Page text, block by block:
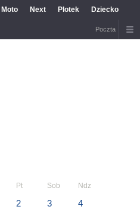
Moto Next Plotek Dziecko
Poczta
Pt Sob Ndz
2 3 4